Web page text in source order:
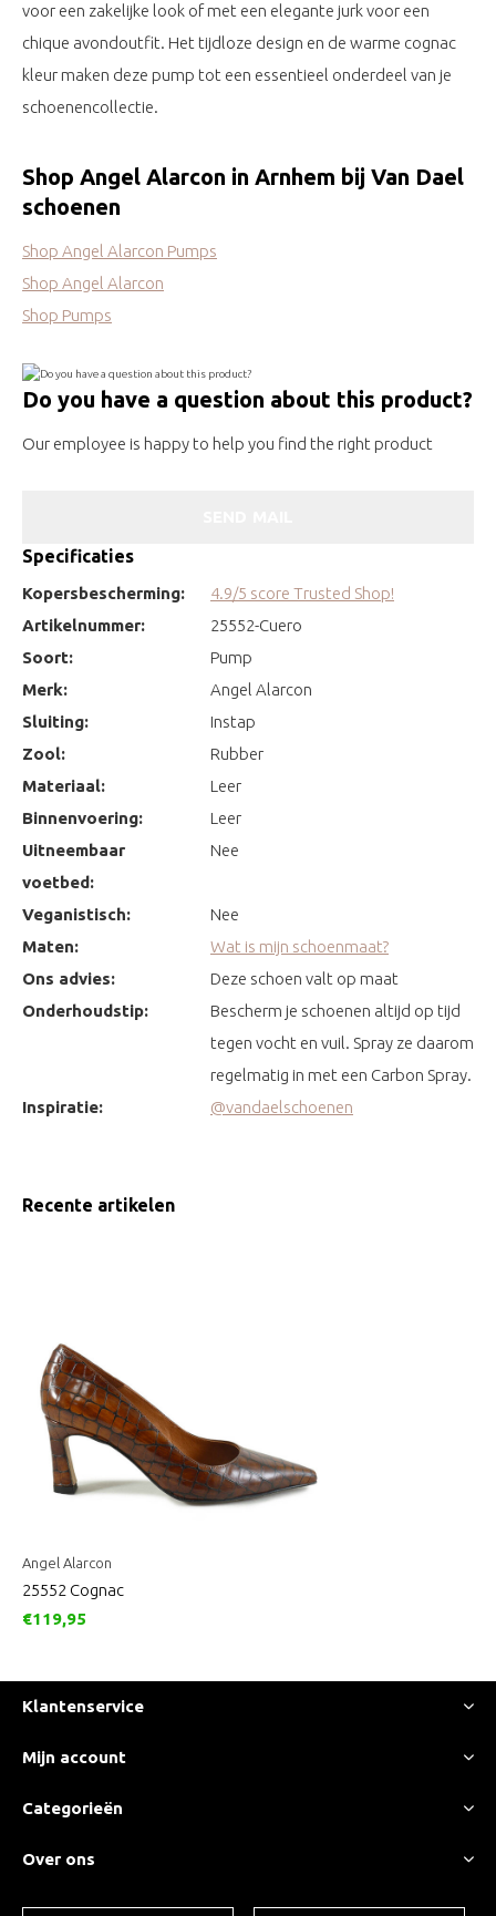
voor een zakelijke look of met een elegante jurk voor een
chique avondoutfit. Het tijdloze design en de warme cognac
kleur maken deze pump tot een essentieel onderdeel van je
schoenencollectie.
Shop Angel Alarcon in Arnhem bij Van Dael
schoenen
Shop Angel Alarcon Pumps
Shop Angel Alarcon
Shop Pumps
Do you have a question about this product?
Our employee is happy to help you find the right product
Specificaties
Kopersbescherming:
4.9/5 score Trusted Shop!
Artikelnummer:
25552-Cuero
Soort:
Pump
Merk:
Angel Alarcon
Sluiting:
Instap
Zool:
Rubber
Materiaal:
Leer
Binnenvoering:
Leer
Uitneembaar
voetbed:
Nee
Veganistisch:
Nee
Maten:
Wat is mijn schoenmaat?
Ons advies:
Deze schoen valt op maat
Onderhoudstip:
Bescherm je schoenen altijd op tijd
tegen vocht en vuil. Spray ze daarom
regelmatig in met een Carbon Spray.
Inspiratie:
@vandaelschoenen
Recente artikelen
Angel Alarcon
25552 Cognac
€119,95
Klantenservice
Mijn account
Categorieën
Over ons